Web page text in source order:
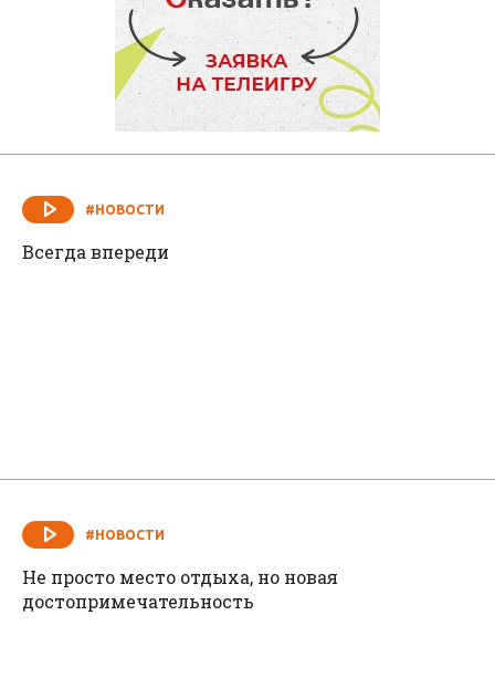
#НОВОСТИ
Всегда впереди
#НОВОСТИ
Не просто место отдыха, но новая
достопримечательность